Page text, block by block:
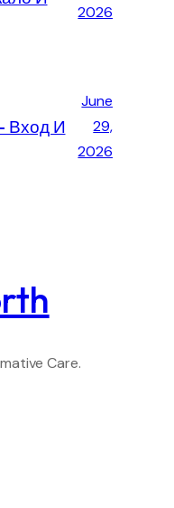
2026
Вход И
June
29,
2026
Care.